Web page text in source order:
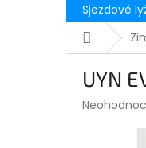
Sjezdové
Domů
UYN
Průměrné